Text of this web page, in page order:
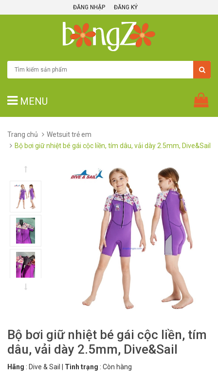
ĐĂNG NHẬP ĐĂNG KÝ
MENU
Trang chủ
Wetsuit trẻ em
Bộ bơi giữ nhiệt bé gái cộc liền, tím dâu, vải dày 2.5mm, Dive&Sail
Bộ bơi giữ nhiệt bé gái cộc liền, tím
dâu, vải dày 2.5mm, Dive&Sail
Hãng : Dive & Sail Tình trạng : Còn hàng